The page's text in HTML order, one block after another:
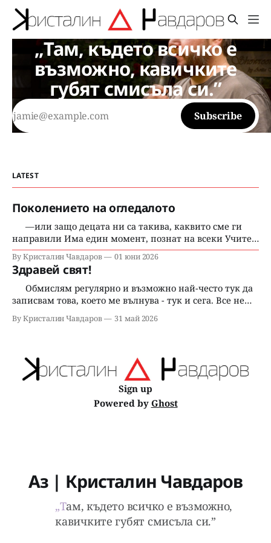
„Там, където всичко е
възможно, кавичките
губят смисъла си.”
Subscribe
LATEST
Поколението на огледалото
—или защо децата ни са такива, каквито сме ги
направили Има един момент, познат на всеки Учител
над 50-те, на всеки родител, прекарал достатъчно
години в битката с израстването - момент, в който
погледът на тийнейджъра пред теб е едновременно
празен и презрителен. Не злобен. Не бунтовен в
стария, романтичен
By Кристалин Чавдаров 01 юни 2026
Здравей свят!
Обмислям регулярно и възможно най-често тук да
записвам това, което ме вълнува - тук и сега. Все нещо
може да е полезно, все нещо може да е тъжно, все
може нещо да е смешно все може...някой, някога и
By Кристалин Чавдаров 31 май 2026
Sign up
Powered by Ghost
Аз | Кристалин Чавдаров
„Там, където всичко е възможно,
кавичките губят смисъла си.”